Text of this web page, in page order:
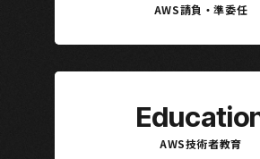
AWS請負・準委任
AWS技術者教育